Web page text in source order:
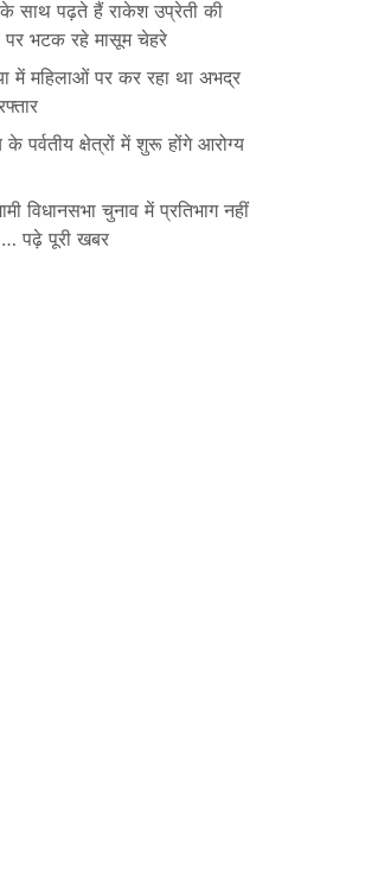
साथ पढ़ते हैं राकेश उप्रेती की
पर भटक रहे मासूम चेहरे
में महिलाओं पर कर रहा था अभद्र
पर्वतीय क्षेत्रों में शुरू होंगे आरोग्य
विधानसभा चुनाव में प्रतिभाग नहीं
पढ़े पूरी खबर